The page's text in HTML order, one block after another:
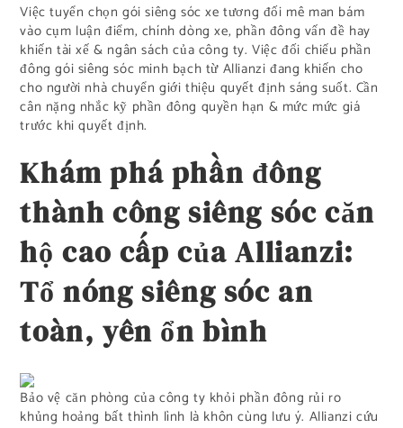
Việc tuyển chọn gói siêng sóc xe tương đối mê man bám
vào cụm luận điểm, chính dòng xe, phần đông vấn đề hay
khiến tài xế & ngân sách của công ty. Việc đối chiếu phần
đông gói siêng sóc minh bạch từ Allianzi đang khiến cho
cho người nhà chuyển giới thiệu quyết định sáng suốt. Cần
cân nặng nhắc kỹ phần đông quyền hạn & mức mức giá
trước khi quyết định.
Khám phá phần đông
thành công siêng sóc căn
hộ cao cấp của Allianzi:
Tổ nóng siêng sóc an
toàn, yên ổn bình
Bảo vệ căn phòng của công ty khỏi phần đông rủi ro
khủng hoảng bất thình lình là khôn cùng lưu ý. Allianzi cứu